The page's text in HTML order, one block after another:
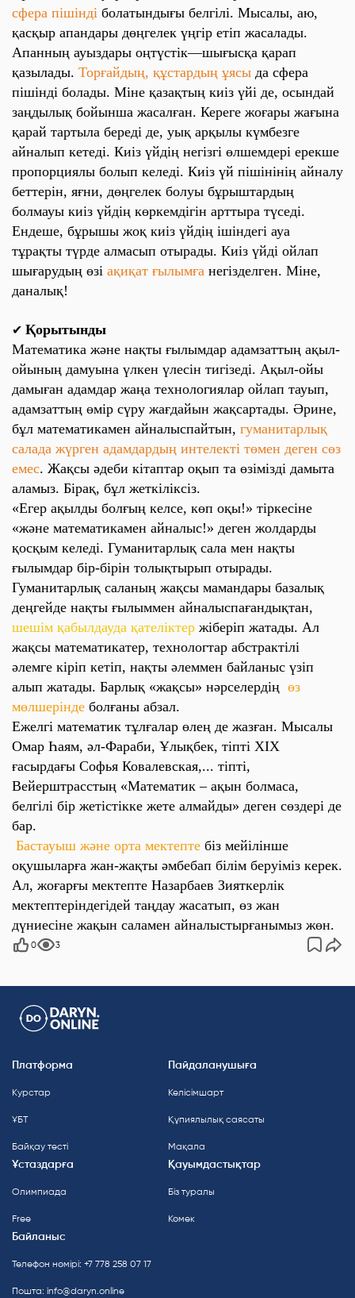
сфера пішінді болатындығы белгілі. Мысалы, аю,
қасқыр апандары дөңгелек үңгір етіп жасалады.
Апанның ауыздары оңтүстік—шығысқа қарап
қазылады. Торғайдың, құстардың ұясы да сфера
пішінді болады. Міне қазақтың киіз үйі де, осындай
заңдылық бойынша жасалған. Кереге жоғары жағына
қарай тартыла береді де, уық арқылы күмбезге
айналып кетеді. Киіз үйдің негізгі өлшемдері ерекше
пропорциялы болып келеді. Киіз үй пішінінің айналу
беттерін, яғни, дөңгелек болуы бұрыштардың
болмауы киіз үйдің көркемдігін арттыра түседі.
Ендеше, бұрышы жоқ киіз үйдің ішіндегі ауа
тұрақты түрде алмасып отырады. Киіз үйді ойлап
шығарудың өзі ақиқат ғылымға негізделген. Міне,
даналық!
✔ Қорытынды
Математика және нақты ғылымдар адамзаттың ақыл-
ойының дамуына үлкен үлесін тигізеді. Ақыл-ойы
дамыған адамдар жаңа технологиялар ойлап тауып,
адамзаттың өмір сүру жағдайын жақсартады. Әрине,
бұл математикамен айналыспайтын, гуманитарлық
салада жүрген адамдардың интелекті төмен деген сөз
емес. Жақсы әдеби кітаптар оқып та өзімізді дамыта
аламыз. Бірақ, бұл жеткіліксіз.
«Егер ақылды болғың келсе, көп оқы!» тіркесіне
«және математикамен айналыс!» деген жолдарды
қосқым келеді. Гуманитарлық сала мен нақты
ғылымдар бір-бірін толықтырып отырады.
Гуманитарлық саланың жақсы мамандары базалық
деңгейде нақты ғылыммен айналыспағандықтан,
шешім қабылдауда қателіктер жіберіп жатады. Ал
жақсы математикатер, технологтар абстрактілі
әлемге кіріп кетіп, нақты әлеммен байланыс үзіп
алып жатады. Барлық «жақсы» нәрселердің өз
мөлшерінде болғаны абзал.
Ежелгі математик тұлғалар өлең де жазған. Мысалы
Омар Һаям, әл-Фараби, Ұлықбек, тіпті XIX
ғасырдағы Софья Ковалевская,... тіпті,
Вейерштрасстың «Математик – ақын болмаса,
белгілі бір жетістікке жете алмайды» деген сөздері де
бар.
Бастауыш және орта мектепте біз мейілінше
оқушыларға жан-жақты әмбебап білім беруіміз керек.
Ал, жоғарғы мектепте Назарбаев Зияткерлік
мектептеріндегідей таңдау жасатып, өз жан
дүниесіне жақын саламен айналыстырғанымыз жөн.
0 3
Платформа
Курстар
ҰБТ
Байқау тесті
Пайдаланушыға
Келісімшарт
Құпиялылық саясаты
Мақала
Ұстаздарға
Олимпиада
Free
Қауымдастықтар
Біз туралы
Көмек
Байланыс
Телефон нөмірі: +7 778 258 07 17
Пошта: info@daryn.online